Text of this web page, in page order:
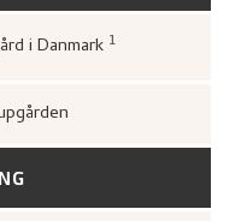
i Danmark 1
Hus, 1955),